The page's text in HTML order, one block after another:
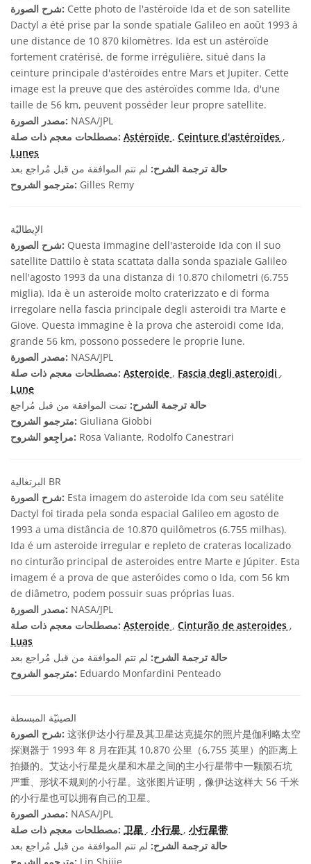
شرح الصورة: Cette photo de l'astéroïde Ida et de son satellite
Dactyl a été prise par la sonde spatiale Galileo en août 1993 à
une distance de 10 870 kilomètres. Ida est un astéroïde
fortement cratérisé, de forme irrégulière, situé dans la
ceinture principale d'astéroïdes entre Mars et Jupiter. Cette
image est la preuve que des astéroïdes comme Ida, d'une
taille de 56 km, peuvent posséder leur propre satellite.
مصدر الصورة: NASA/JPL
مصطلحات معجم ذات صلة: Astéroïde , Ceinture d'astéroïdes ,
Lunes
حالة ترجمة الشرح: لم تتم الموافقة من قبل مُراجع بعد
مترجمو الشروح: Gilles Remy
الإيطاليّة
شرح الصورة: Questa immagine dell'asteroide Ida con il suo
satellite Dattilo è stata scattata dalla sonda spaziale Galileo
nell'agosto 1993 da una distanza di 10.870 chilometri (6.755
miglia). Ida è un asteroide molto craterizzato e di forma
irregolare nella fascia principale degli asteroidi tra Marte e
Giove. Questa immagine è la prova che asteroidi come Ida,
grande 56 km, possono possedere le proprie lune.
مصدر الصورة: NASA/JPL
مصطلحات معجم ذات صلة: Asteroide , Fascia degli asteroidi ,
Lune
حالة ترجمة الشرح: تمت الموافقة من قبل مُراجع
مترجمو الشروح: Giuliana Giobbi
مراجِعو الشروح: Rosa Valiante, Rodolfo Canestrari
البرتغالية BR
شرح الصورة: Esta imagem do asteroide Ida com seu satélite
Dactyl foi tirada pela sonda espacial Galileo em agosto de
1993 a uma distância de 10.870 quilômetros (6.755 milhas).
Ida é um asteroide irregular e repleto de crateras localizado
no cinturão principal de asteroides entre Marte e Júpiter. Esta
imagem é a prova de que asteróides como o Ida, com 56 km
de diâmetro, podem possuir suas próprias luas.
مصدر الصورة: NASA/JPL
مصطلحات معجم ذات صلة: Asteroide , Cinturão de asteroides ,
Luas
حالة ترجمة الشرح: لم تتم الموافقة من قبل مُراجع بعد
مترجمو الشروح: Eduardo Monfardini Penteado
الصينيّة المبسطة
شرح الصورة: 这张伊达小行星及其卫星达克提尔的照片是伽利略太空
探测器于 1993 年 8 月在距其 10,870 公里（6,755 英里）的距离上
拍摄的。艾达小行星是火星和木星之间的主小行星带中一颗陨石坑
严重、形状不规则的小行星。这张图片证明，像伊达这样大 56 千米
的小行星也可以拥有自己的卫星。
مصدر الصورة: NASA/JPL
مصطلحات معجم ذات صلة: 卫星 , 小行星 , 小行星带
حالة ترجمة الشرح: لم تتم الموافقة من قبل مُراجع بعد